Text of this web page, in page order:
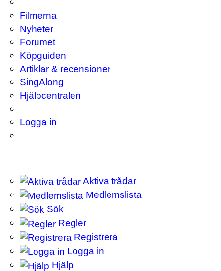
Filmerna
Nyheter
Forumet
Köpguiden
Artiklar & recensioner
SingAlong
Hjälpcentralen
Logga in
Aktiva trådar
Medlemslista
Sök
Regler
Registrera
Logga in
Hjälp